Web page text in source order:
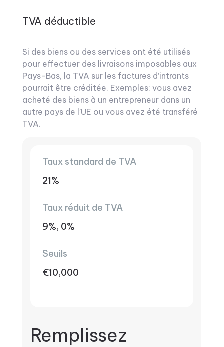
TVA déductible
Si des biens ou des services ont été utilisés
pour effectuer des livraisons imposables aux
Pays-Bas, la TVA sur les factures d’intrants
pourrait être créditée. Exemples: vous avez
acheté des biens à un entrepreneur dans un
autre pays de l’UE ou vous avez été transféré
TVA.
Taux standard de TVA
21%
Taux réduit de TVA
9%, 0%
Seuils
€10,000
Remplissez